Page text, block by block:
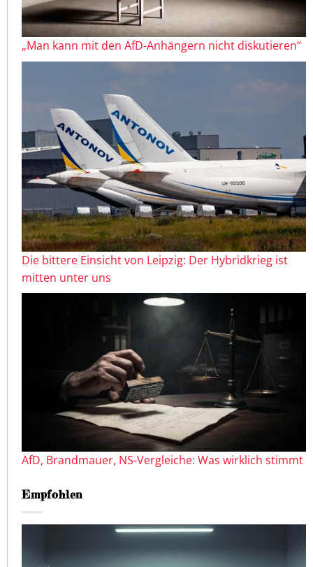
„Man kann mit den AfD-Anhängern nicht diskutieren“
Die bittere Einsicht von Leipzig: Der Hybridkrieg ist
mitten unter uns
AfD, Brandmauer, NS-Vergleiche: Was wirklich stimmt
Empfohlen